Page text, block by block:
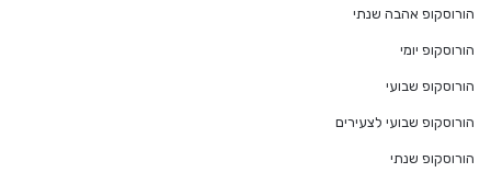
הורוסקופ אהבה שנתי
הורוסקופ יומי
הורוסקופ שבועי
הורוסקופ שבועי לצעירים
הורוסקופ שנתי